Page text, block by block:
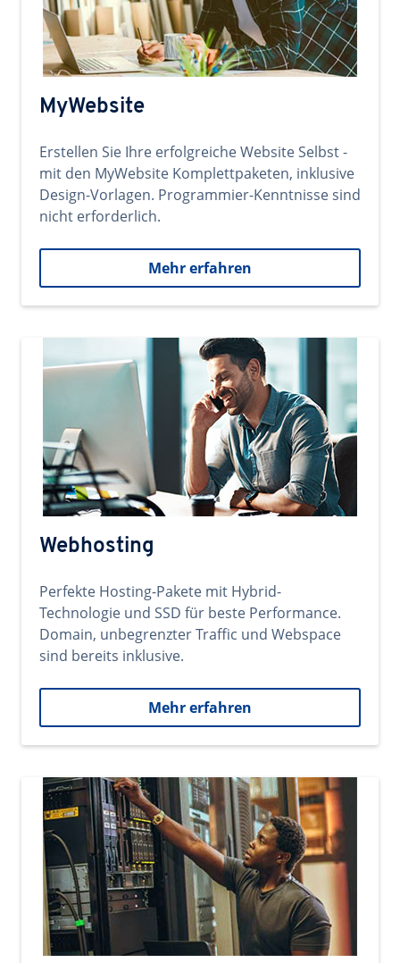
MyWebsite
Erstellen Sie Ihre erfolgreiche Website Selbst -
mit den MyWebsite Komplettpaketen, inklusive
Design-Vorlagen. Programmier-Kenntnisse sind
nicht erforderlich.
Mehr erfahren
Webhosting
Perfekte Hosting-Pakete mit Hybrid-
Technologie und SSD für beste Performance.
Domain, unbegrenzter Traffic und Webspace
sind bereits inklusive.
Mehr erfahren